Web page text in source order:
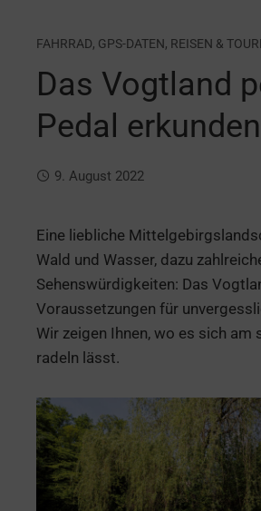
FAHRRAD, GPS-DATEN, REISEN &
Das Vogtland
Pedal erkunden
9. August 2022
Eine liebliche
Wald und Wasser, dazu
Sehenswürdigkeiten: Das
Voraussetzungen für
Wir zeigen Ihnen, wo es sich am
radeln lässt.